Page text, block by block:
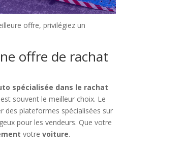
offre, privilégiez un
offre de rachat
spécialisée dans le rachat
souvent le meilleur choix. Le
des plateformes spécialisées sur
pour les vendeurs. Que votre
votrevoiture.